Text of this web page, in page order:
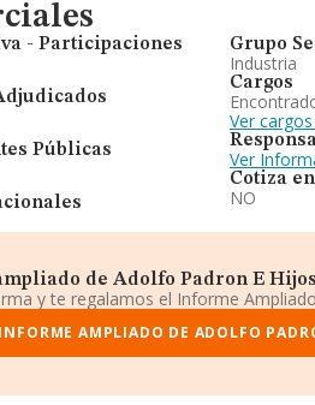
- Participaciones
Públicas
Grupo
Industria
Cargos
Ver
Ver
Cotiza
NO
de Adolfo Padron E Hijos
y te regalamos el Informe
AMPLIADO DE ADOLFO